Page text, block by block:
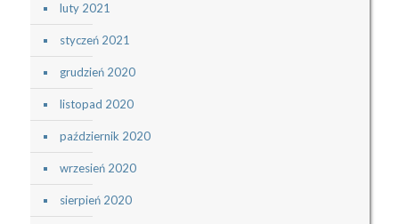
luty 2021
styczeń 2021
grudzień 2020
listopad 2020
październik 2020
wrzesień 2020
sierpień 2020